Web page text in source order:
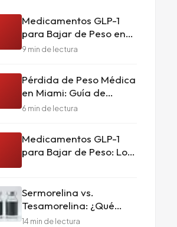
Medicamentos GLP-1
para Bajar de Peso en
2025: Lo Que Realmente
9 min de lectura
Pérdida de Peso Médica
en Miami: Guía de
Medicamentos GLP-1
6 min de lectura
Medicamentos GLP-1
para Bajar de Peso: Lo
Que los Pacientes de
Sermorelina vs.
Tesamorelina: ¿Qué
Péptido de Hormona de
14 min de lectura